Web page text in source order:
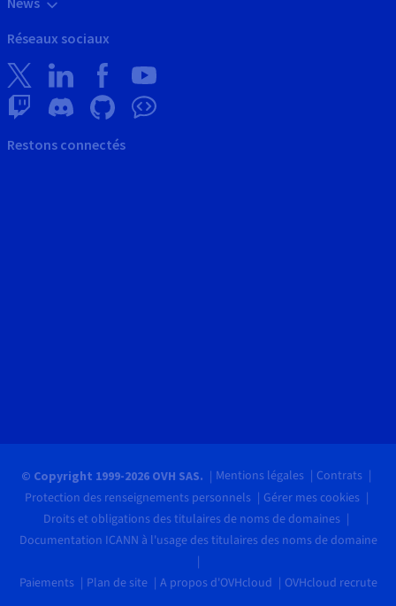
Réseaux sociaux
Restons connectés
© Copyright 1999-2026 OVH SAS. Mentions légales
Contrats
Protection des renseignements personnels
Gérer mes cookies
Droits et obligations des titulaires de noms de domaines
Documentation ICANN à l'usage des titulaires des noms de domaine
Paiements Plan de site A propos d'OVHcloud OVHcloud recrute